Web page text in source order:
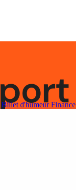
Billet d'humeurFinance